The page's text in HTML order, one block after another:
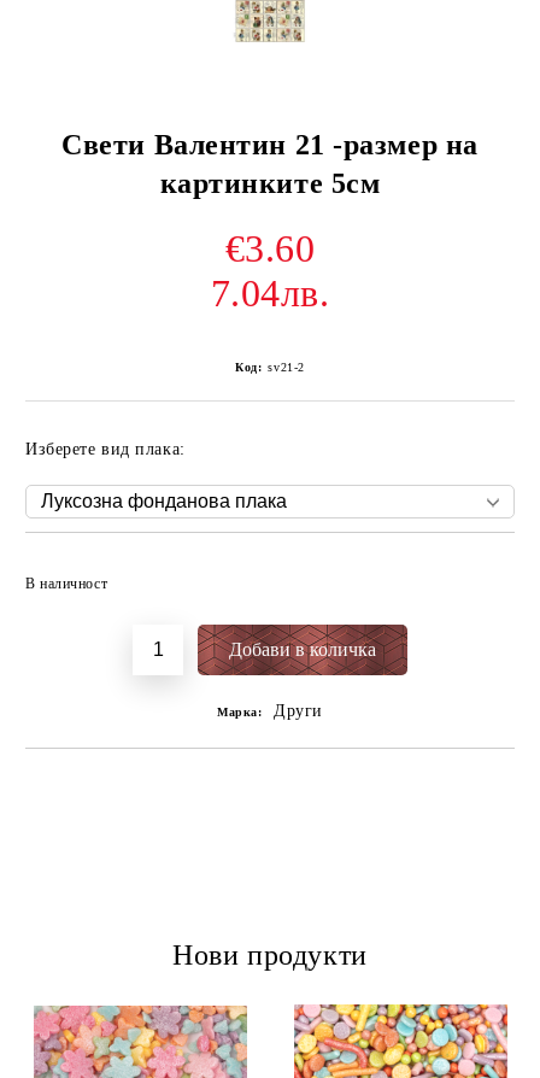
Свети Валентин 21 -размер на
картинките 5см
€3.60
7.04лв.
Код: sv21-2
Изберете вид плака:
В наличност
Марка: Други
Нови продукти